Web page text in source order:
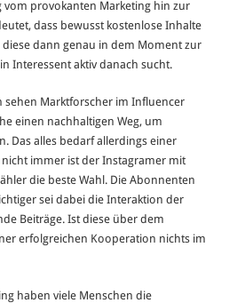
vom provokanten Marketing hin zur
dass bewusst kostenlose Inhalte
dann genau in dem Moment zur
Interessent aktiv danach sucht.
sehen Marktforscher im Influencer
einen nachhaltigen Weg, um
Das alles bedarf allerdings einer
immer ist der Instagramer mit
die beste Wahl. Die Abonnenten
sei dabei die Interaktion der
Beiträge. Ist diese über dem
erfolgreichen Kooperation nichts im
haben viele Menschen die